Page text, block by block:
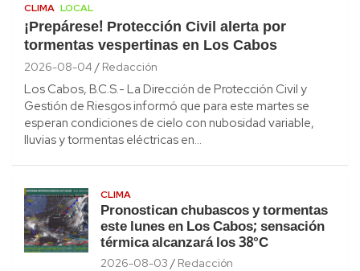
CLIMA LOCAL
¡Prepárese! Protección Civil alerta por
tormentas vespertinas en Los Cabos
2026-08-04 Redacción
Los Cabos, B.C.S.- La Dirección de Protección Civil y
Gestión de Riesgos informó que para este martes se
esperan condiciones de cielo con nubosidad variable,
lluvias y tormentas eléctricas en…
CLIMA
Pronostican chubascos y tormentas
este lunes en Los Cabos; sensación
térmica alcanzará los 38°C
2026-08-03 Redacción